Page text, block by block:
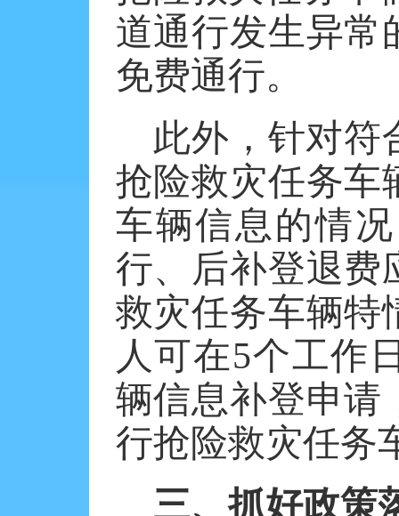
道通行发生异常
免费通行。
此外，针对符
抢险救灾任务车
车辆信息的情
行、后补登退费
救灾任务车辆特
人可在5个工作
辆信息补登申请
行抢险救灾任务
三、抓好政策